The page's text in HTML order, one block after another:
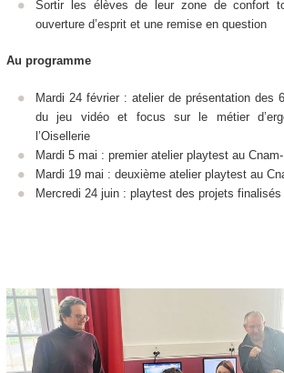
Sortir les élèves de leur zone de confort
ouverture d’esprit et une remise en question
Au programme
Mardi 24 février : atelier de présentation des
du jeu vidéo et focus sur le métier
l’Oisellerie
Mardi 5 mai : premier atelier playtest au
Mardi 19 mai : deuxième atelier playtest au
Mercredi 24 juin : playtest des projets